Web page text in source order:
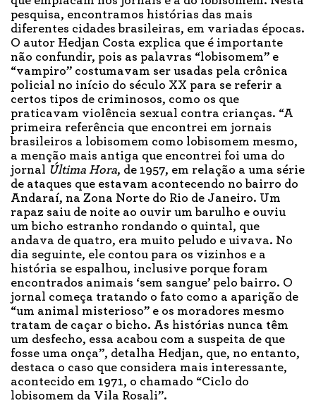
pesquisa, encontramos histórias das mais
diferentes cidades brasileiras, em variadas épocas.
O autor Hedjan Costa explica que é importante
não confundir, pois as palavras “lobisomem” e
“vampiro” costumavam ser usadas pela crônica
policial no início do século XX para se referir a
certos tipos de criminosos, como os que
praticavam violência sexual contra crianças. “A
primeira referência que encontrei em jornais
brasileiros a lobisomem como lobisomem mesmo,
a menção mais antiga que encontrei foi uma do
jornal Última Hora, de 1957, em relação a uma série
de ataques que estavam acontecendo no bairro do
Andaraí, na Zona Norte do Rio de Janeiro. Um
rapaz saiu de noite ao ouvir um barulho e ouviu
um bicho estranho rondando o quintal, que
andava de quatro, era muito peludo e uivava. No
dia seguinte, ele contou para os vizinhos e a
história se espalhou, inclusive porque foram
encontrados animais ‘sem sangue’ pelo bairro. O
jornal começa tratando o fato como a aparição de
“um animal misterioso” e os moradores mesmo
tratam de caçar o bicho. As histórias nunca têm
um desfecho, essa acabou com a suspeita de que
fosse uma onça”, detalha Hedjan, que, no entanto,
destaca o caso que considera mais interessante,
acontecido em 1971, o chamado “Ciclo do
lobisomem da Vila Rosali”.